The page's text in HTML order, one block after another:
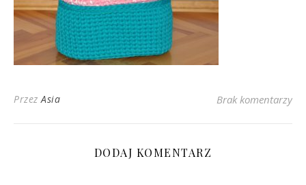
PrzezAsia Brak komentarzy
DODAJ KOMENTARZ